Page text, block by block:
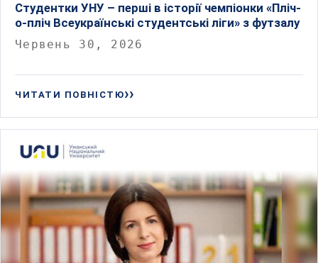
Студентки УНУ – перші в історії чемпіонки «Пліч-
о-пліч Всеукраїнські студентські ліги» з футзалу
Червень 30, 2026
ЧИТАТИ ПОВНІСТЮ